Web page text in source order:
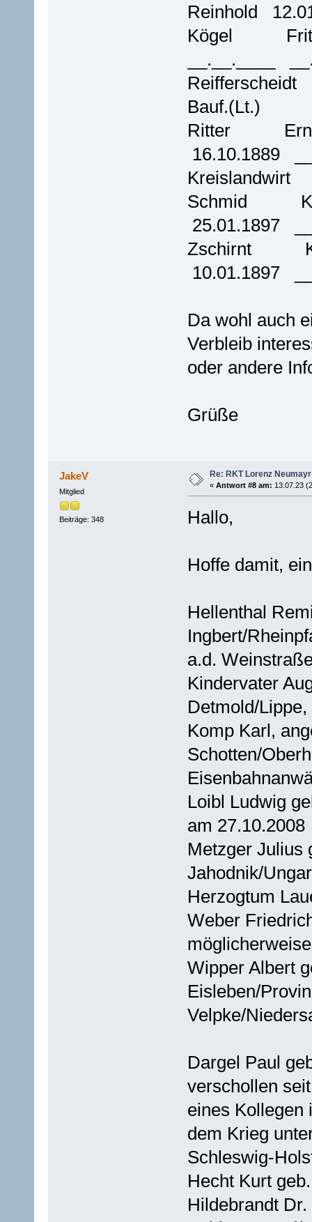
Reinhold
Kögel
__.__.____
Bauf.(Lt.)
Ritter
16.10.1889
Kreislandwirt
Schmid
25.01.1897
Zschirnt
10.01.1897
Da wohl auch
Verbleib
oder andere
Grüße
JakeV
Mitglied
Beiträge: 348
Re: RKT Lorenz Neumayr
« Antwort #8 am: 13.07.23
Hallo,
Hoffe damit,
Hellenthal
Ingbert/
a.d.
Kindervater
Detmold/
Komp Karl,
Schotten/
Loibl Ludwig
am 27.10.2008
Metzger Julius
Jahodnik/
Herzogtum
Weber
Wipper Albert
Eisleben/
Velpke/
Dargel Paul
verschollen
eines Kollegen
dem Krieg
Schleswig-
Hecht Kurt
Hildebrandt